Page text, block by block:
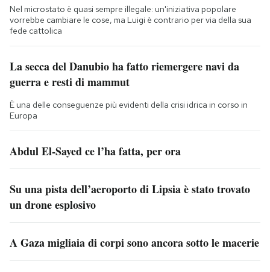
Nel microstato è quasi sempre illegale: un'iniziativa popolare
vorrebbe cambiare le cose, ma Luigi è contrario per via della sua
fede cattolica
La secca del Danubio ha fatto riemergere navi da
guerra e resti di mammut
È una delle conseguenze più evidenti della crisi idrica in corso in
Europa
Abdul El-Sayed ce l’ha fatta, per ora
Su una pista dell’aeroporto di Lipsia è stato trovato
un drone esplosivo
A Gaza migliaia di corpi sono ancora sotto le macerie